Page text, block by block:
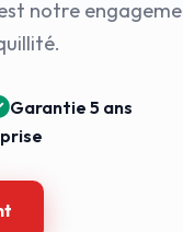
notre
Garantie 5 ans